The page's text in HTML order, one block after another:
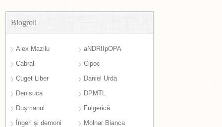
Blogroll
Alex Mazilu
aNDRIIpOPA
Cabral
Cipoc
Cuget Liber
Daniel Urda
Denisuca
DPMTL
Dușmanul
Fulgerică
Îngeri și demoni
Molnar Bianca